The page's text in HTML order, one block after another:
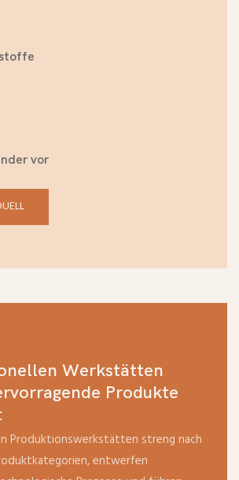
vor
Werkstätten
Produkte
Produktionswerkstätten streng nach
entwerfen